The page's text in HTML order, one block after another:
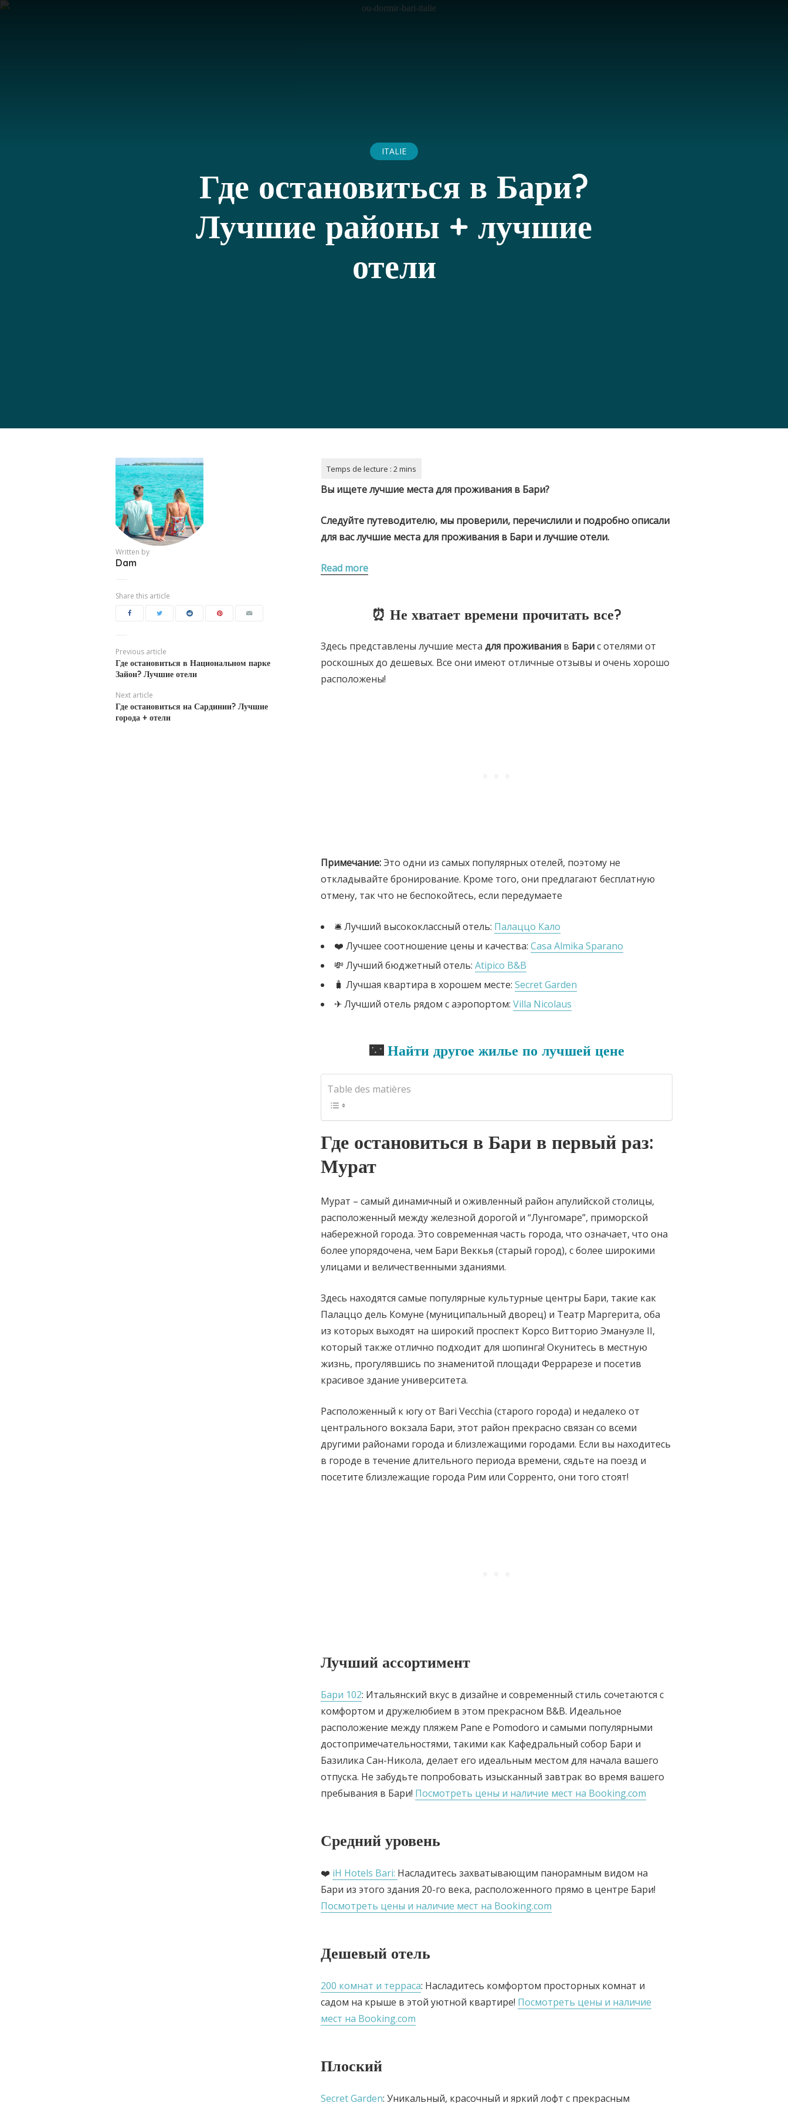
ITALIE
Где остановиться в Бари?
Лучшие районы + лучшие
отели
Written by
Dam
Share this article
Previous article
Где остановиться в Национальном парке
Зайон? Лучшие отели
Next article
Где остановиться на Сардинии? Лучшие
города + отели
Вы ищете лучшие места для проживания в Бари?
Следуйте путеводителю, мы проверили, перечислили и подробно описали
для вас лучшие места для проживания в Бари и лучшие отели.
Read more
⏰ Не хватает времени прочитать все?
Здесь представлены лучшие места для проживания в Барис отелями от
роскошных до дешевых. Все они имеют отличные отзывы и очень хорошо
расположены!
Примечание:Это одни из самых популярных отелей, поэтому не
откладывайте бронирование. Кроме того, они предлагают бесплатную
отмену, так что не беспокойтесь, если передумаете
🛎️ Лучший высококлассный отель: Палаццо Кало
❤️ Лучшее соотношение цены и качества: Casa Almika Sparano
💸 Лучший бюджетный отель: Atipico B&B
🧳 Лучшая квартира в хорошем месте: Secret Garden
✈ Лучший отель рядом с аэропортом: Villa Nicolaus
🌃 Найти другое жилье по лучшей цене
Table des matières
Где остановиться в Бари в первый раз:
Мурат
Мурат – самый динамичный и оживленный район апулийской столицы,
расположенный между железной дорогой и “Лунгомаре”, приморской
набережной города. Это современная часть города, что означает, что она
более упорядочена, чем Бари Веккья (старый город), с более широкими
улицами и величественными зданиями.
Здесь находятся самые популярные культурные центры Бари, такие как
Палаццо дель Комуне (муниципальный дворец) и Театр Маргерита, оба
из которых выходят на широкий проспект Корсо Витторио Эмануэле II,
который также отлично подходит для шопинга! Окунитесь в местную
жизнь, прогулявшись по знаменитой площади Феррарезе и посетив
красивое здание университета.
Расположенный к югу от Bari Vecchia (старого города) и недалеко от
центрального вокзала Бари, этот район прекрасно связан со всеми
другими районами города и близлежащими городами. Если вы находитесь
в городе в течение длительного периода времени, сядьте на поезд и
посетите близлежащие города Рим или Сорренто, они того стоят!
Лучший ассортимент
Бари 102: Итальянский вкус в дизайне и современный стиль сочетаются с
комфортом и дружелюбием в этом прекрасном B&B. Идеальное
расположение между пляжем Pane e Pomodoro и самыми популярными
достопримечательностями, такими как Кафедральный собор Бари и
Базилика Сан-Никола, делает его идеальным местом для начала вашего
отпуска. Не забудьте попробовать изысканный завтрак во время вашего
пребывания в Бари! Посмотреть цены и наличие мест на Booking.com
Средний уровень
❤️ iH Hotels Bari: Насладитесь захватывающим панорамным видом на
Бари из этого здания 20-го века, расположенного прямо в центре Бари!
Посмотреть цены и наличие мест на Booking.com
Дешевый отель
200 комнат и терраса: Насладитесь комфортом просторных комнат и
садом на крыше в этой уютной квартире! Посмотреть цены и наличие
мест на Booking.com
Плоский
Secret Garden: Уникальный, красочный и яркий лофт с прекрасным